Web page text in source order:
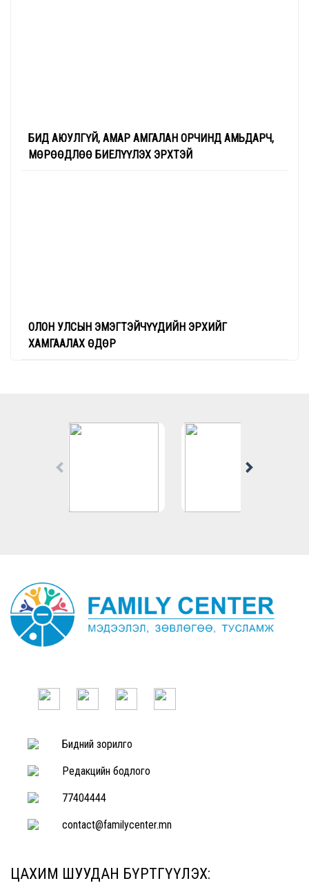
БИД АЮУЛГҮЙ, АМАР АМГАЛАН ОРЧИНД АМЬДАРЧ,
МӨРӨӨДЛӨӨ БИЕЛҮҮЛЭХ ЭРХТЭЙ
ОЛОН УЛСЫН ЭМЭГТЭЙЧҮҮДИЙН ЭРХИЙГ
ХАМГААЛАХ ӨДӨР
Бидний зорилго
Редакцийн бодлого
77404444
contact@familycenter.mn
ЦАХИМ ШУУДАН БҮРТГҮҮЛЭХ: